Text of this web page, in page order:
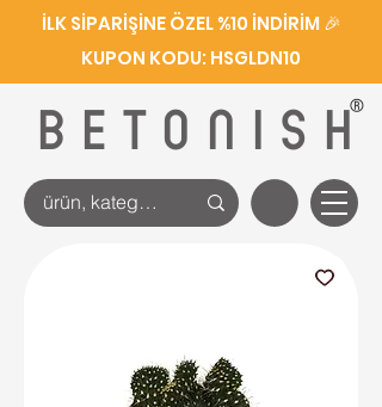
BETONISH
®
İLK SİPARİŞİNE ÖZEL %10 İNDİRİM 🎉
KUPON KODU: HSGLDN10